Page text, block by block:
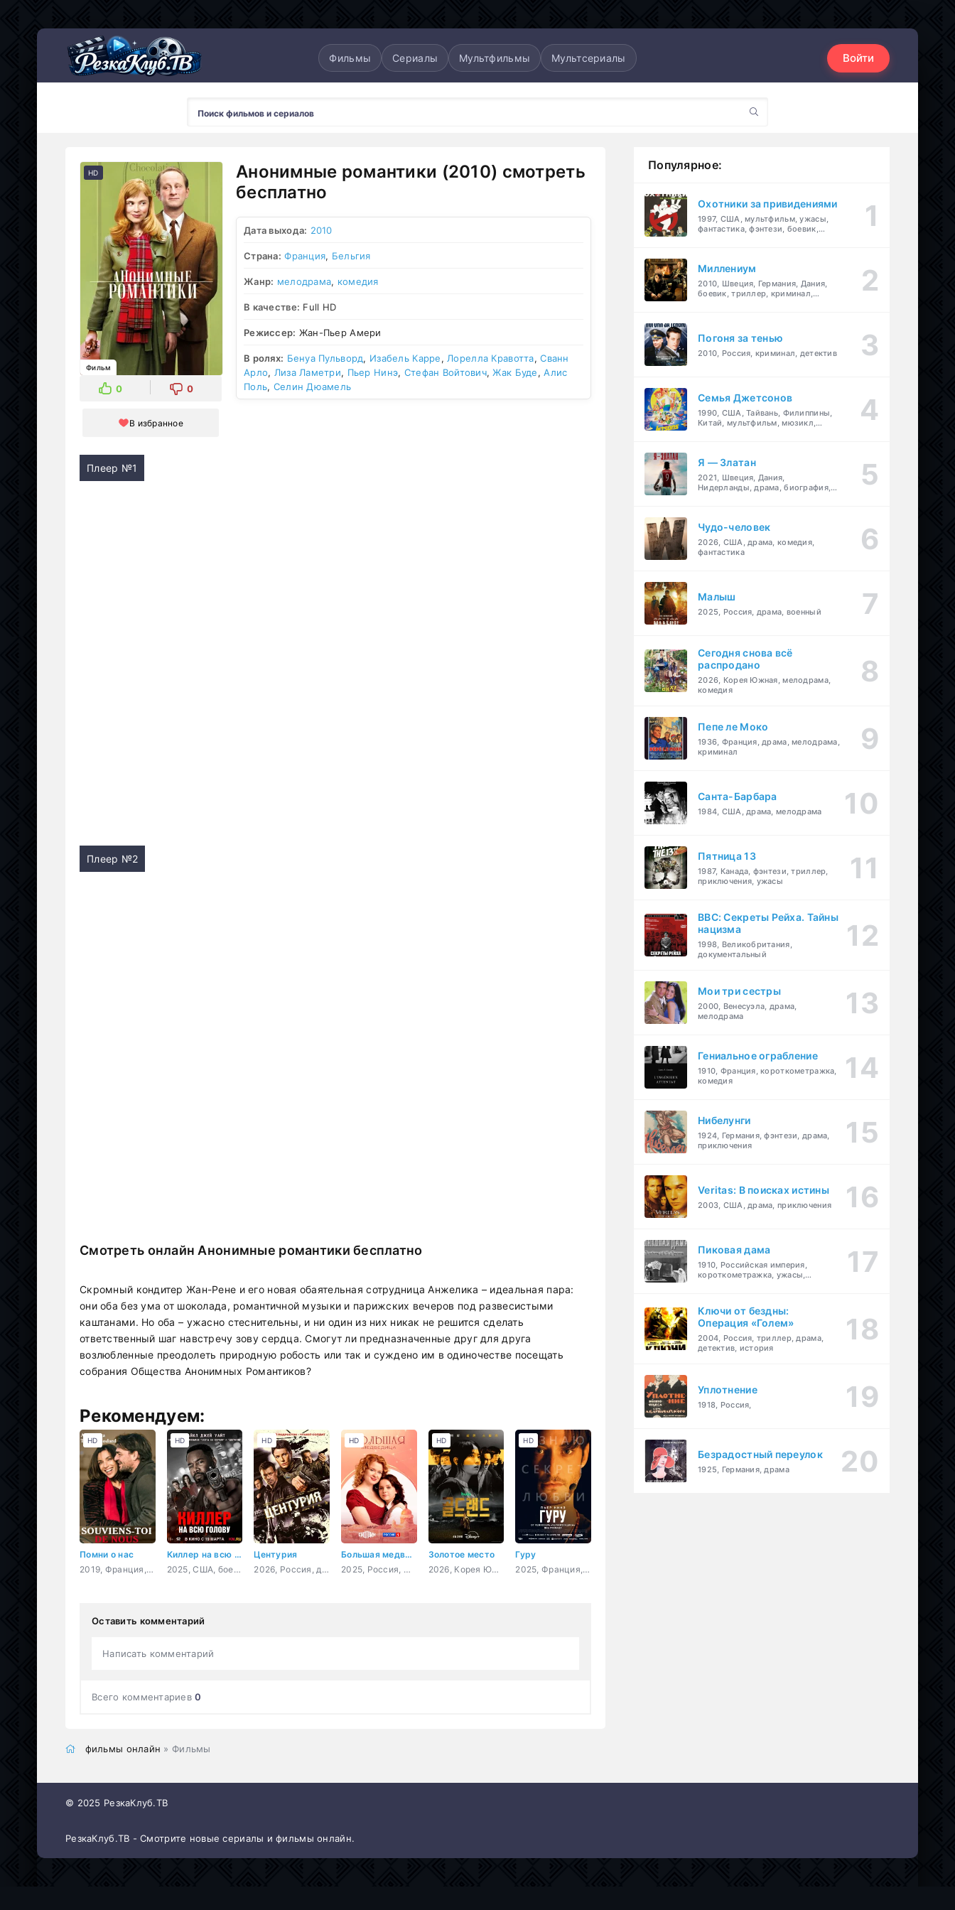
Фильмы Сериалы Мультфильмы Мультсериалы Войти
HD
Фильм
0 0
В избранное
Анонимные романтики (2010) смотреть
бесплатно
Дата выхода: 2010
Страна: Франция, Бельгия
Жанр: мелодрама, комедия
В качестве: Full HD
Режиссер: Жан-Пьер Амери
В ролях: Бенуа Пульворд, Изабель Карре, Лорелла Кравотта,Сванн
Арло, Лиза Ламетри, Пьер Нинэ, Стефан Войтович,Жак Буде,Алис
Поль, Селин Дюамель
Плеер №1
Плеер №2
Смотреть онлайн Анонимные романтики бесплатно
Скромный кондитер Жан-Рене и его новая обаятельная сотрудница Анжелика – идеальная пара:
они оба без ума от шоколада, романтичной музыки и парижских вечеров под развесистыми
каштанами. Но оба – ужасно стеснительны, и ни один из них никак не решится сделать
ответственный шаг навстречу зову сердца. Смогут ли предназначенные друг для друга
возлюбленные преодолеть природную робость или так и суждено им в одиночестве посещать
собрания Общества Анонимных Романтиков?
Рекомендуем:
Помни о нас
2019, Франция, драма
HD
Киллер на всю голову
2025, США, боевик, триллер, комедия, криминал
HD
Центурия
2026, Россия, детектив
HD
Большая медведица
2025, Россия, мелодрама
HD
Золотое место
2026, Корея Южная, криминал, триллер
HD
Гуру
2025, Франция, Бельгия, триллер
HD
Оставить комментарий
Написать комментарий
Всего комментариев0
фильмы онлайн » Фильмы
Популярное:
Охотники за привидениями
1997, США, мультфильм, ужасы,
фантастика, фэнтези, боевик,
Миллениум
2010, Швеция, Германия, Дания,
боевик, триллер, криминал,
Погоня за тенью
2010, Россия, криминал, детектив
Семья Джетсонов
1990, США, Тайвань, Филиппины,
Китай, мультфильм, мюзикл,
Я — Златан
2021, Швеция, Дания,
Нидерланды, драма, биография,
Чудо-человек
2026, США, драма, комедия,
фантастика
Малыш
2025, Россия, драма, военный
Сегодня снова всё
распродано
2026, Корея Южная, мелодрама,
комедия
Пепе ле Моко
1936, Франция, драма, мелодрама,
криминал
Санта-Барбара
1984, США, драма, мелодрама
Пятница 13
1987, Канада, фэнтези, триллер,
приключения, ужасы
BBC: Секреты Рейха. Тайны
нацизма
1998, Великобритания,
документальный
Мои три сестры
2000, Венесуэла, драма,
мелодрама
Гениальное ограбление
1910, Франция, короткометражка,
комедия
Нибелунги
1924, Германия, фэнтези, драма,
приключения
Veritas: В поисках истины
2003, США, драма, приключения
Пиковая дама
1910, Российская империя,
короткометражка, ужасы,
Ключи от бездны:
Операция «Голем»
2004, Россия, триллер, драма,
детектив, история
Уплотнение
1918, Россия,
Безрадостный переулок
1925, Германия, драма
© 2025 РезкаКлуб.ТВ
РезкаКлуб.ТВ - Смотрите новые сериалы и фильмы онлайн.
Мультсериалы